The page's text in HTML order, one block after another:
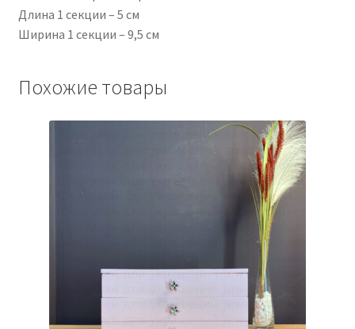
Длина 1 секции – 5 см
Ширина 1 секции – 9,5 см
Похожие товары